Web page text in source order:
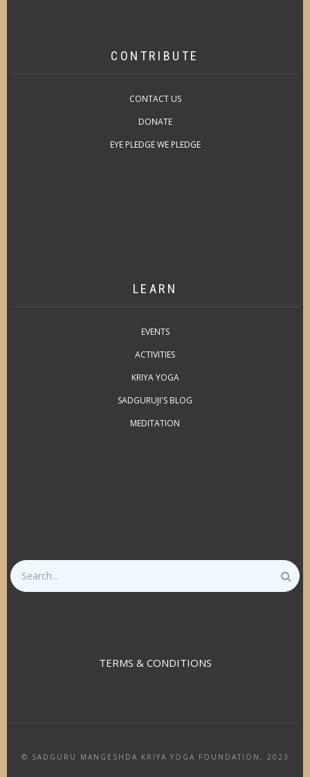
CONTRIBUTE
CONTACT US
DONATE
EYE PLEDGE WE PLEDGE
LEARN
EVENTS
ACTIVITIES
KRIYA YOGA
SADGURUJI'S BLOG
MEDITATION
Search
TERMS & CONDITIONS
© SADGURU MANGESHDA KRIYA YOGA FOUNDATION, 2023